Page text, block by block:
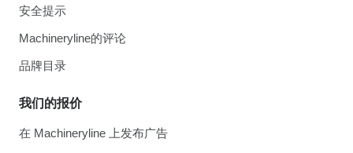
安全提示
Machineryline的评论
品牌目录
我们的报价
在 Machineryline 上发布广告